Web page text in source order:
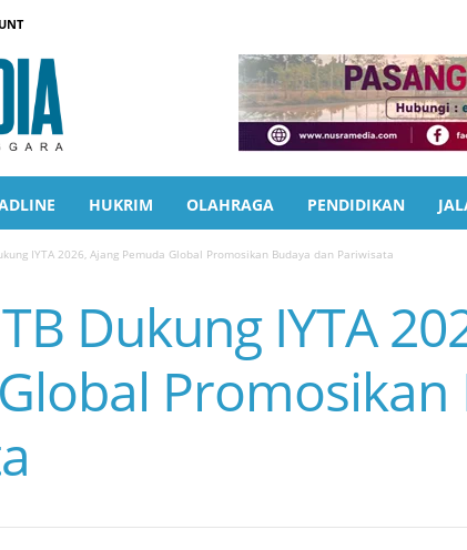
HUKRIM OLAHRAGA PENDIDIKAN
IYTA 2026, Ajang Pemuda Global Promosikan Budaya dan Pariwisata
Dukung IYTA
Promosikan